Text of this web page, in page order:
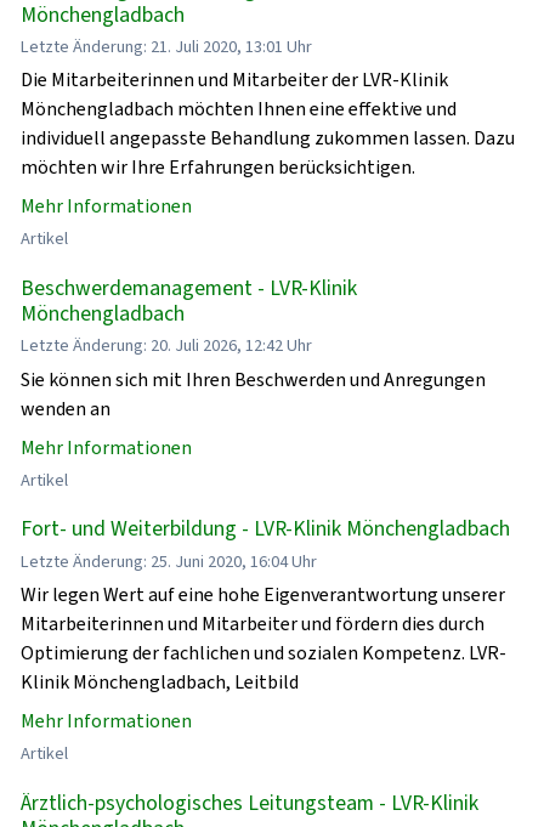
Mönchengladbach
Letzte Änderung: 21. Juli 2020, 13:01 Uhr
Die Mitarbeiterinnen und Mitarbeiter der LVR-Klinik
Mönchengladbach möchten Ihnen eine effektive und
individuell angepasste Behandlung zukommen lassen. Dazu
möchten wir Ihre Erfahrungen berücksichtigen.
Mehr Informationen
Artikel
Beschwerdemanagement - LVR-Klinik
Mönchengladbach
Letzte Änderung: 20. Juli 2026, 12:42 Uhr
Sie können sich mit Ihren Beschwerden und Anregungen
wenden an
Mehr Informationen
Artikel
Fort- und Weiterbildung - LVR-Klinik Mönchengladbach
Letzte Änderung: 25. Juni 2020, 16:04 Uhr
Wir legen Wert auf eine hohe Eigenverantwortung unserer
Mitarbeiterinnen und Mitarbeiter und fördern dies durch
Optimierung der fachlichen und sozialen Kompetenz. LVR-
Klinik Mönchengladbach, Leitbild
Mehr Informationen
Artikel
Ärztlich-psychologisches Leitungsteam - LVR-Klinik